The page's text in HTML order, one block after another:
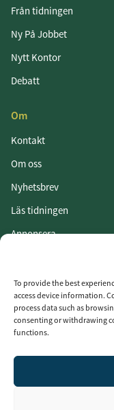
To provide the best
access device information.
process data such as
consenting or withdrawing
functions.
Från tidningen
Ny På Jobbet
Nytt Kontor
Debatt
Om
Kontakt
Om oss
Nyhetsbrev
Läs tidningen
Annonsera
Vår integritetspolicy
Följ oss
LinkedIn
Facebook
Instagram